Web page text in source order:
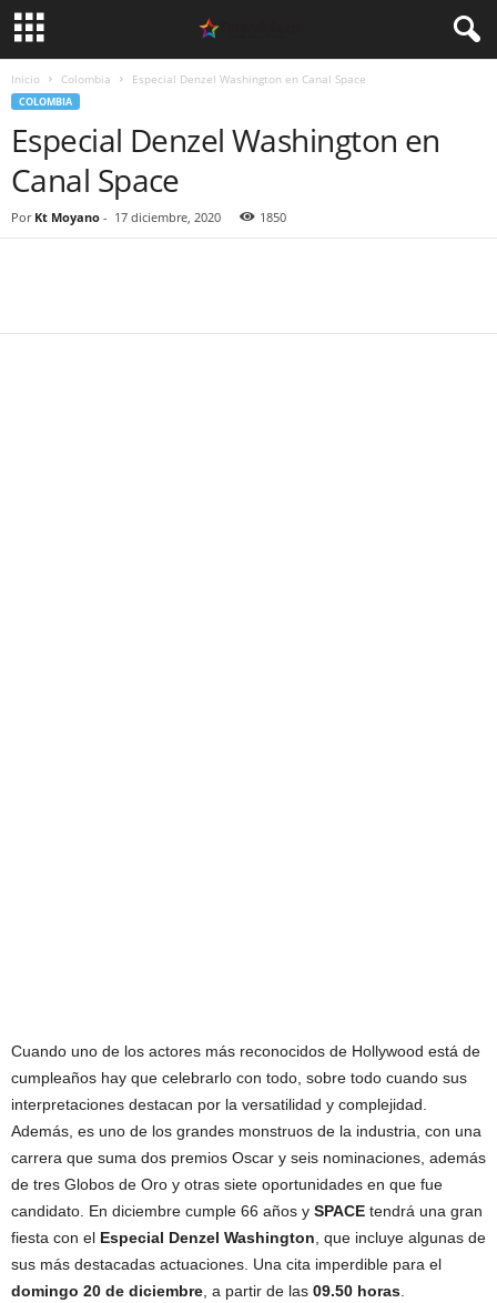
Inicio Colombia Especial Denzel Washington en Canal Space
COLOMBIA
Especial Denzel Washington en
Canal Space
Por Kt Moyano - 17 diciembre, 2020 1850
Cuando uno de los actores más reconocidos de Hollywood está de
cumpleaños hay que celebrarlo con todo, sobre todo cuando sus
interpretaciones destacan por la versatilidad y complejidad.
Además, es uno de los grandes monstruos de la industria, con una
carrera que suma dos premios Oscar y seis nominaciones, además
de tres Globos de Oro y otras siete oportunidades en que fue
candidato. En diciembre cumple 66 años y SPACE tendrá una gran
fiesta con el Especial Denzel Washington, que incluye algunas de
sus más destacadas actuaciones. Una cita imperdible para el
domingo 20 de diciembre, a partir de las 09.50 horas.